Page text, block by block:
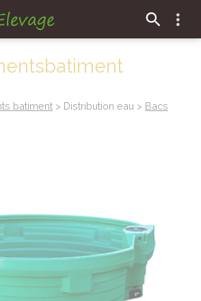
batiment > Distribution eau > Bacs